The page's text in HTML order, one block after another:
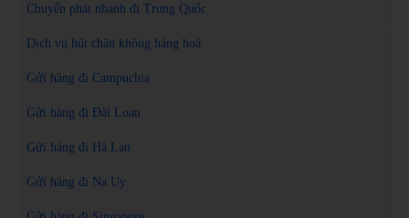
Chuyển phát nhanh đi Trung Quốc
Dịch vụ hút chân không hàng hoá
Gửi hàng đi Campuchia
Gửi hàng đi Đài Loan
Gửi hàng đi Hà Lan
Gửi hàng đi Na Uy